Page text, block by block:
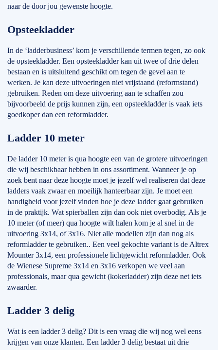
naar de door jou gewenste hoogte.
Opsteekladder
In de ‘ladderbusiness’ kom je verschillende termen tegen, zo ook
de opsteekladder. Een opsteekladder kan uit twee of drie delen
bestaan en is uitsluitend geschikt om tegen de gevel aan te
werken. Je kan deze uitvoeringen niet vrijstaand (reformstand)
gebruiken. Reden om deze uitvoering aan te schaffen zou
bijvoorbeeld de prijs kunnen zijn, een opsteekladder is vaak iets
goedkoper dan een reformladder.
Ladder 10 meter
De ladder 10 meter is qua hoogte een van de grotere uitvoeringen
die wij beschikbaar hebben in ons assortiment. Wanneer je op
zoek bent naar deze hoogte moet je jezelf wel realiseren dat deze
ladders vaak zwaar en moeilijk hanteerbaar zijn. Je moet een
handigheid voor jezelf vinden hoe je deze ladder gaat gebruiken
in de praktijk. Wat spierballen zijn dan ook niet overbodig. Als je
10 meter (of meer) qua hoogte wilt halen kom je al snel in de
uitvoering 3x14, of 3x16. Niet alle modellen zijn dan nog als
reformladder te gebruiken.. Een veel gekochte variant is de Altrex
Mounter 3x14, een professionele lichtgewicht reformladder. Ook
de Wienese Supreme 3x14 en 3x16 verkopen we veel aan
professionals, maar qua gewicht (kokerladder) zijn deze net iets
zwaarder.
Ladder 3 delig
Wat is een ladder 3 delig? Dit is een vraag die wij nog wel eens
krijgen van onze klanten. Een ladder 3 delig bestaat uit drie